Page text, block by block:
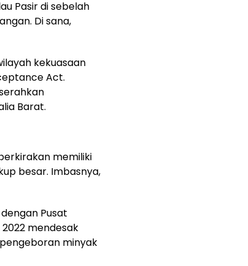
Pasir di sebelah
Di sana,
kekuasaan
Act.
Barat.
memiliki
besar. Imbasnya,
Pusat
mendesak
minyak